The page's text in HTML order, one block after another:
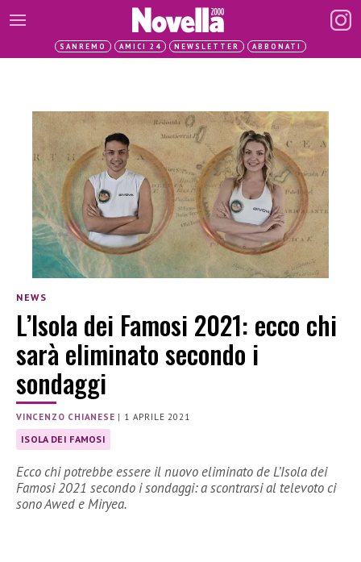
SANREMO AMICI 24 NEWSLETTER ABBONATI
NEWS
L’Isola dei Famosi 2021: ecco chi
sarà eliminato secondo i
sondaggi
VINCENZO CHIANESE | 1 APRILE 2021
ISOLA DEI FAMOSI
Ecco chi potrebbe essere il nuovo eliminato de L’Isola dei
Famosi 2021 secondo i sondaggi: a scontrarsi al televoto ci
sono Awed e Miryea.